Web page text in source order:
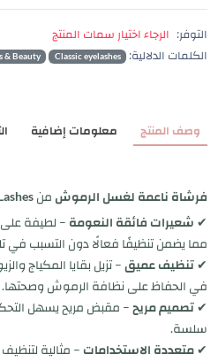
التوفر:
الرجاء اختيار سمات المنتج
الكلمات الدلالية:
Classic eyelashes
& Beauty
وصف المنتج معلومات إضافية
فرشاة ناعمة لغسل الرموش من
✔ شعيرات فائقة النعومة – لطيفة على
مما يضمن تنظيفًا فعالًا دون التسبب في
✔ تنظيف عميق – تزيل بقايا المكياج
في الحفاظ على نظافة الرموش وصحتها.
✔ تصميم مريح – مقبض مريح يسهل
سلسة.
✔ متعددة الاستخدامات – مثالية